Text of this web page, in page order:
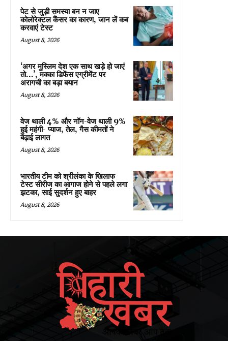
पेट से जुड़ी समस्या बन न जाए
कोलोरेक्टल कैंसर का कारण, जान लें कब
करवाएं टेस्ट
August 8, 2026
‘अगर मुस्लिम देश एक साथ खड़े हो जाएं
तो…’, मक्का डिफेंस एग्रीमेंट पर
अरागची का बड़ा बयान
August 8, 2026
वेज थाली 4% और नॉन-वेज थाली 9%
हुई महंगी- प्याज, तेल, गैस कीमतों ने
बढ़ाई लागत
August 8, 2026
भारतीय टीम को श्रीलंका के खिलाफ
टेस्ट सीरीज का आगाज होने से पहले लगा
झटका, साई सुदर्शन हुए बाहर
August 8, 2026